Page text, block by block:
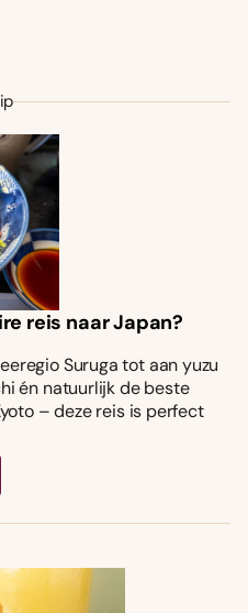
reis naar Japan?
Suruga tot aan yuzu
én natuurlijk de beste
– deze reis is perfect